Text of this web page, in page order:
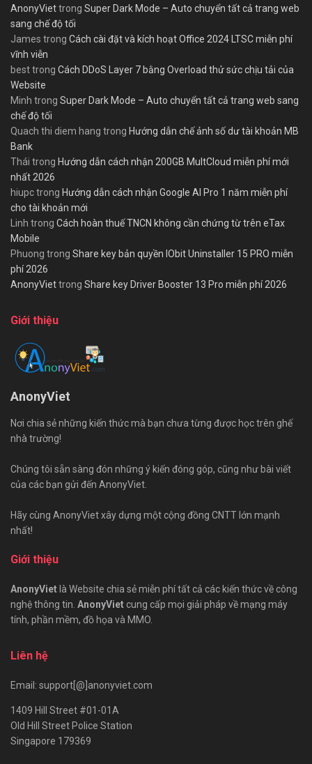
AnonyViettrong Super Dark Mode – Auto chuyển tất cả trang web
sang chế độ tối
James trong Cách cài đặt và kích hoạt Office 2024 LTSC miễn phí
vĩnh viễn
besttrong Cách DDoS Layer 7 bằng Overload thử sức chịu tải của
Website
Minh trong Super Dark Mode – Auto chuyển tất cả trang web sang
chế độ tối
Quach thi diem hang trong Hướng dẫn chế ảnh số dư tài khoản MB
Bank
Thái trong Hướng dẫn cách nhận 200GB MultCloud miễn phí mới
nhất 2026
hiupctrong Hướng dẫn cách nhận Google AI Pro 1 năm miễn phí
cho tài khoản mới
Linh trong Cách hoàn thuế TNCN không cần chứng từ trên eTax
Mobile
Phuong trong Share key bản quyền IObit Uninstaller 15 PRO miễn
phí 2026
AnonyViettrong Share key Driver Booster 13 Pro miễn phí 2026
Giới thiệu
AnonyViet
Nơi chia sẻ những kiến thức mà bạn chưa từng được học trên ghế
nhà trường!
Chúng tôi sẵn sàng đón những ý kiến đóng góp, cũng như bài viết
của các bạn gửi đến AnonyViet.
Hãy cùng AnonyViet xây dựng một cộng đồng CNTT lớn mạnh
nhất!
Giới thiệu
AnonyViet là Website chia sẻ miễn phí tất cả các kiến thức về công
nghệ thông tin. AnonyViet cung cấp mọi giải pháp về mạng máy
tính, phần mềm, đồ họa và MMO.
Liên hệ
Email: support[@]anonyviet.com
1409 Hill Street #01-01A
Old Hill Street Police Station
Singapore 179369